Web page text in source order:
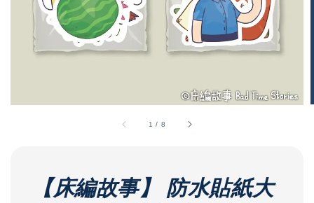
1 / 8
【床編故事】 防水貼紙大